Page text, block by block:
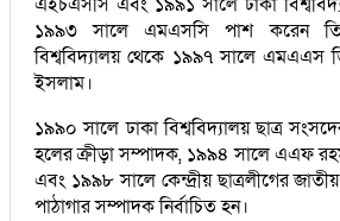
১৯৯৩ সালে এমএসসি পাশ করেন
বিশ্ববিদ্যালয় থেকে ১৯৯৭ সালে এমএএস
ইসলাম।
১৯৯০ সালে ঢাকা বিশ্ববিদ্যালয় ছাত্র
হলের ক্রীড়া সম্পাদক, ১৯৯৪ সালে এএফ
এবং ১৯৯৮ সালে কেন্দ্রীয় ছাত্রলীগের
পাঠাগার সম্পাদক নির্বাচিত হন।